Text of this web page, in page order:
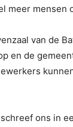
meer mensen
van de
en de
ons in